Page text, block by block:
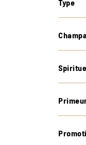
Type